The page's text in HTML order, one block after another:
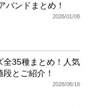
バンドまとめ！
2026/01/06
全35種まとめ！人気
とご紹介！
2026/06/16